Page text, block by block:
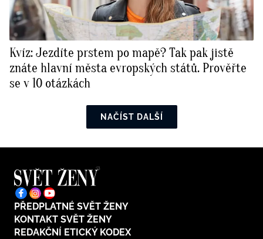
Kvíz: Jezdíte prstem po mapě? Tak pak jistě
znáte hlavní města evropských států. Prověřte
se v 10 otázkách
NAČÍST DALŠÍ
PŘEDPLATNÉ SVĚT ŽENY
KONTAKT SVĚT ŽENY
REDAKČNÍ ETICKÝ KODEX